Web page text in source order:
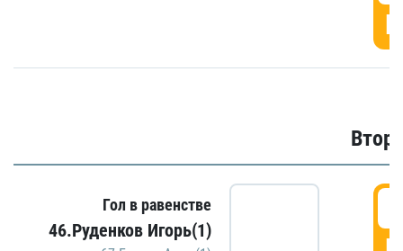
Гол в равенстве
46.Руденков Игорь(1)